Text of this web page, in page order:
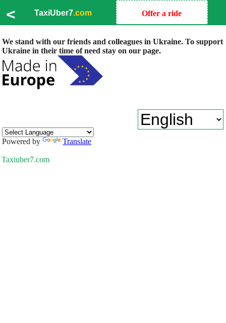
< TaxiUber7.com Offer a ride
We stand with our friends and colleagues in Ukraine. To support
Ukraine in their time of need stay on our page.
Powered by Translate
Taxiuber7.com